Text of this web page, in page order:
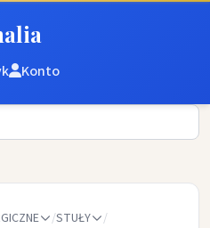
Konto
/STUŁY
/